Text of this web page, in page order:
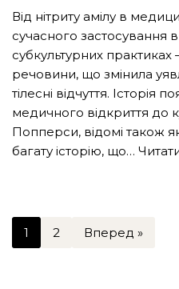
Від нітриту амілу в
сучасного застосування
субкультурних
речовини, що змінила
тілесні відчуття. Історія
медичного відкриття до
Попперси, відомі також
багату історію, що…
1 2 Вперед »